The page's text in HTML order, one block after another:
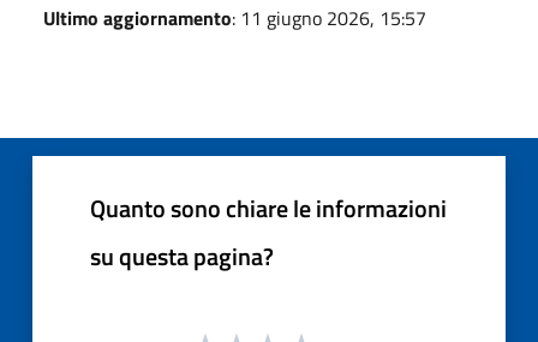
Ultimo aggiornamento: 11 giugno 2026, 15:57
Quanto sono chiare le informazioni
su questa pagina?